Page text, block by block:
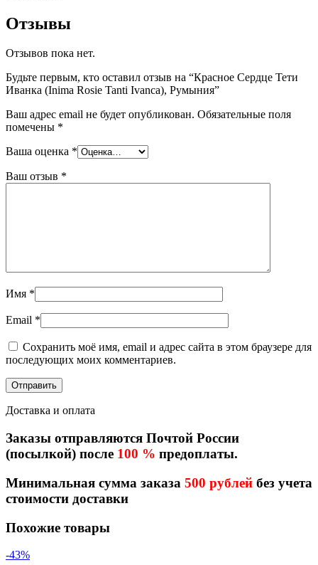
Румыния
Отзывы
Отзывов пока нет.
Будьте первым, кто оставил отзыв на “Красное Сердце Тети
Иванка (Inima Rosie Tanti Ivanca), Румыния”
Ваш адрес email не будет опубликован. Обязательные поля
помечены *
Ваша оценка *
Ваш отзыв *
Имя *
Email *
Сохранить моё имя, email и адрес сайта в этом браузере для
последующих моих комментариев.
Доставка и оплата
Заказы отправляются Почтой России
(посылкой) после 100 % предоплаты.
Минимальная сумма заказа 500 рублей без учета
стоимости доставки
Похожие товары
-43%